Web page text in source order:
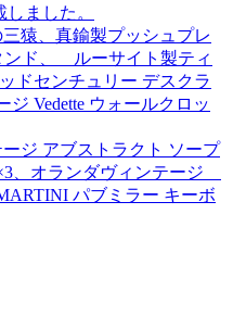
ました。
猿、真鍮製プッシュプレ
ンド、 ルーサイト製ティ
ドセンチュリー デスクラ
Vedette ウォールクロッ
ージ アブストラクト ソープ
、オランダヴィンテージ
パブミラー キーボ